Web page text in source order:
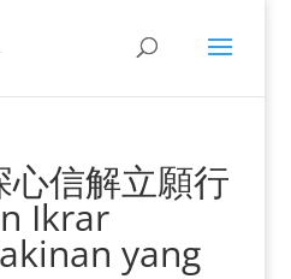
信解立願行
Ikrar
yang